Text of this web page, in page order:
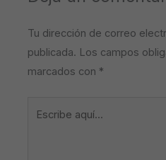
Tu dirección de correo
publicada. Los campos
marcados con *